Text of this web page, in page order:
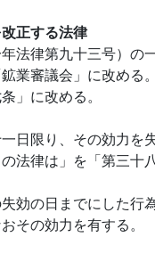
正する法律
法律第九十三号）の
業審議会」に改める。
」に改める。
日限り、その効力を失
法律は」を「第三十
効の日までにした行
その効力を有する。